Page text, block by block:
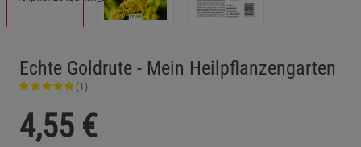
Echte Goldrute - Mein Heilpflanzengarten
(1)
4,55 €